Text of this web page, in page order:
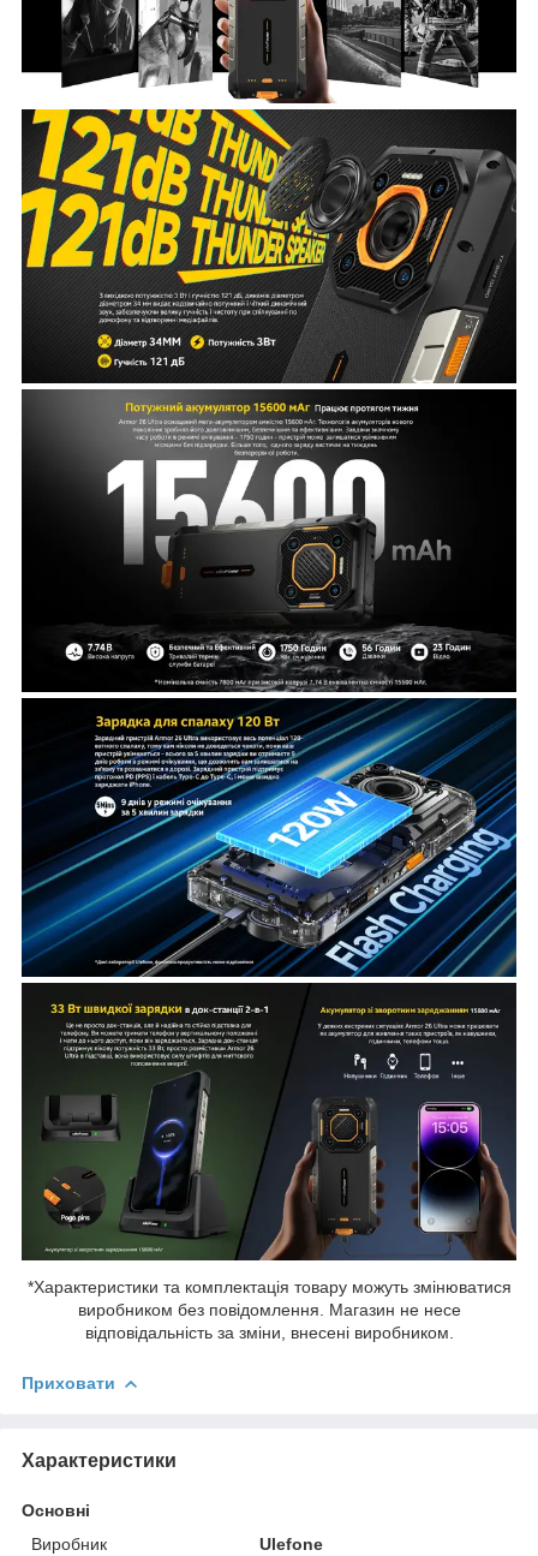
*Характеристики та комплектація товару можуть змінюватися
виробником без повідомлення. Магазин не несе
відповідальність за зміни, внесені виробником.
Приховати
Характеристики
Основні
Виробник
Ulefone